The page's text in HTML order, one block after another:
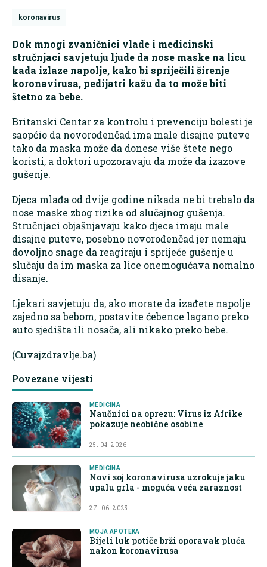
koronavirus
Dok mnogi zvaničnici vlade i medicinski
stručnjaci savjetuju ljude da nose maske na licu
kada izlaze napolje, kako bi spriječili širenje
koronavirusa, pedijatri kažu da to može biti
štetno za bebe.
Britanski Centar za kontrolu i prevenciju bolesti je
saopćio da novorođenčad ima male disajne puteve
tako da maska može da donese više štete nego
koristi, a doktori upozoravaju da može da izazove
gušenje.
Djeca mlađa od dvije godine nikada ne bi trebalo da
nose maske zbog rizika od slučajnog gušenja.
Stručnjaci objašnjavaju kako djeca imaju male
disajne puteve, posebno novorođenčad jer nemaju
dovoljno snage da reagiraju i sprijeće gušenje u
slučaju da im maska za lice onemogućava nomalno
disanje.
Ljekari savjetuju da, ako morate da izađete napolje
zajedno sa bebom, postavite ćebence lagano preko
auto sjedišta ili nosača, ali nikako preko bebe.
(Cuvajzdravlje.ba)
Povezane vijesti
MEDICINA
Naučnici na oprezu: Virus iz Afrike
pokazuje neobične osobine
25. 04. 2026.
MEDICINA
Novi soj koronavirusa uzrokuje jaku
upalu grla - moguća veća zaraznost
27. 06. 2025.
MOJA APOTEKA
Bijeli luk potiče brži oporavak pluća
nakon koronavirusa